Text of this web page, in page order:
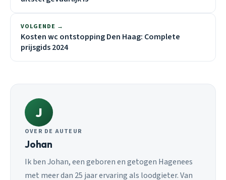
VOLGENDE →
Kosten wc ontstopping Den Haag: Complete
prijsgids 2024
J
OVER DE AUTEUR
Johan
Ik ben Johan, een geboren en getogen Hagenees
met meer dan 25 jaar ervaring als loodgieter. Van